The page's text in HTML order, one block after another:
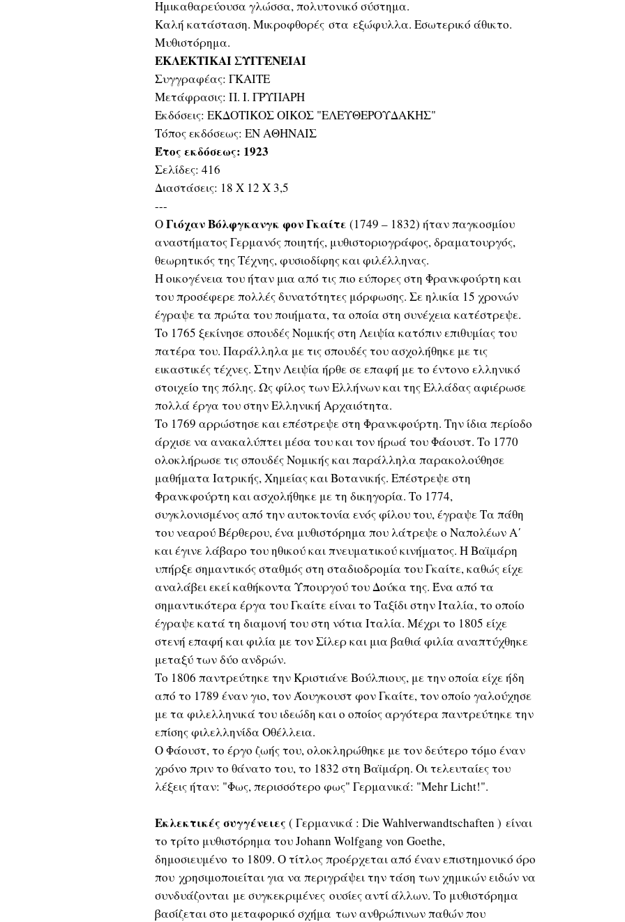
Ημικαθαρεύουσα γλώσσα, πολυτονικό σύστημα.
Καλή κατάσταση. Μικροφθορές στα εξώφυλλα. Εσωτερικό άθικτο.
Μυθιστόρημα.
ΕΚΛΕΚΤΙΚΑΙ ΣΥΓΓΕΝΕΙΑΙ
Συγγραφέας: ΓΚΑΙΤΕ
Μετάφρασις: Π. Ι. ΓΡΥΠΑΡΗ
Εκδόσεις: ΕΚΔΟΤΙΚΟΣ ΟΙΚΟΣ "ΕΛΕΥΘΕΡΟΥΔΑΚΗΣ"
Τόπος εκδόσεως: ΕΝ ΑΘΗΝΑΙΣ
Έτος εκδόσεως: 1923
Σελίδες: 416
Διαστάσεις: 18 Χ 12 Χ 3,5
---
ΟΓιόχαν Βόλφγκανγκ φον Γκαίτε (1749 – 1832) ήταν παγκοσμίου
αναστήματος Γερμανός ποιητής, μυθιστοριογράφος, δραματουργός,
θεωρητικός της Τέχνης, φυσιοδίφης και φιλέλληνας.
Η οικογένεια του ήταν μια από τις πιο εύπορες στη Φρανκφούρτη και
του προσέφερε πολλές δυνατότητες μόρφωσης. Σε ηλικία 15 χρονών
έγραψε τα πρώτα του ποιήματα, τα οποία στη συνέχεια κατέστρεψε.
Το 1765 ξεκίνησε σπουδές Νομικής στη Λειψία κατόπιν επιθυμίας του
πατέρα του. Παράλληλα με τις σπουδές του ασχολήθηκε με τις
εικαστικές τέχνες. Στην Λειψία ήρθε σε επαφή με το έντονο ελληνικό
στοιχείο της πόλης. Ως φίλος των Ελλήνων και της Ελλάδας αφιέρωσε
πολλά έργα του στην Ελληνική Αρχαιότητα.
Το 1769 αρρώστησε και επέστρεψε στη Φρανκφούρτη. Την ίδια περίοδο
άρχισε να ανακαλύπτει μέσα του και τον ήρωά του Φάουστ. Το 1770
ολοκλήρωσε τις σπουδές Νομικής και παράλληλα παρακολούθησε
μαθήματα Ιατρικής, Χημείας και Βοτανικής. Επέστρεψε στη
Φρανκφούρτη και ασχολήθηκε με τη δικηγορία. Το 1774,
συγκλονισμένος από την αυτοκτονία ενός φίλου του, έγραψε Τα πάθη
του νεαρού Βέρθερου, ένα μυθιστόρημα που λάτρεψε ο Ναπολέων Α΄
και έγινε λάβαρο του ηθικού και πνευματικού κινήματος. Η Βαϊμάρη
υπήρξε σημαντικός σταθμός στη σταδιοδρομία του Γκαίτε, καθώς είχε
αναλάβει εκεί καθήκοντα Υπουργού του Δούκα της. Ένα από τα
σημαντικότερα έργα του Γκαίτε είναι το Ταξίδι στην Ιταλία, το οποίο
έγραψε κατά τη διαμονή του στη νότια Ιταλία. Μέχρι το 1805 είχε
στενή επαφή και φιλία με τον Σίλερ και μια βαθιά φιλία αναπτύχθηκε
μεταξύ των δύο ανδρών.
Το 1806 παντρεύτηκε την Κριστιάνε Βούλπιους, με την οποία είχε ήδη
από το 1789 έναν γιο, τον Άουγκουστ φον Γκαίτε, τον οποίο γαλούχησε
με τα φιλελληνικά του ιδεώδη και ο οποίος αργότερα παντρεύτηκε την
επίσης φιλελληνίδα Οθέλλεια.
Ο Φάουστ, το έργο ζωής του, ολοκληρώθηκε με τον δεύτερο τόμο έναν
χρόνο πριν το θάνατο του, το 1832 στη Βαϊμάρη. Οι τελευταίες του
λέξεις ήταν: "Φως, περισσότερο φως" Γερμανικά: "Mehr Licht!".
Εκλεκτικές συγγένειες ( Γερμανικά : Die Wahlverwandtschaften ) είναι
το τρίτο μυθιστόρημα του Johann Wolfgang von Goethe,
δημοσιευμένο το 1809. Ο τίτλος προέρχεται από έναν επιστημονικό όρο
που χρησιμοποιείται για να περιγράψει την τάση των χημικών ειδών να
συνδυάζονται με συγκεκριμένες ουσίες αντί άλλων. Το μυθιστόρημα
βασίζεται στο μεταφορικό σχήμα των ανθρώπινων παθών που